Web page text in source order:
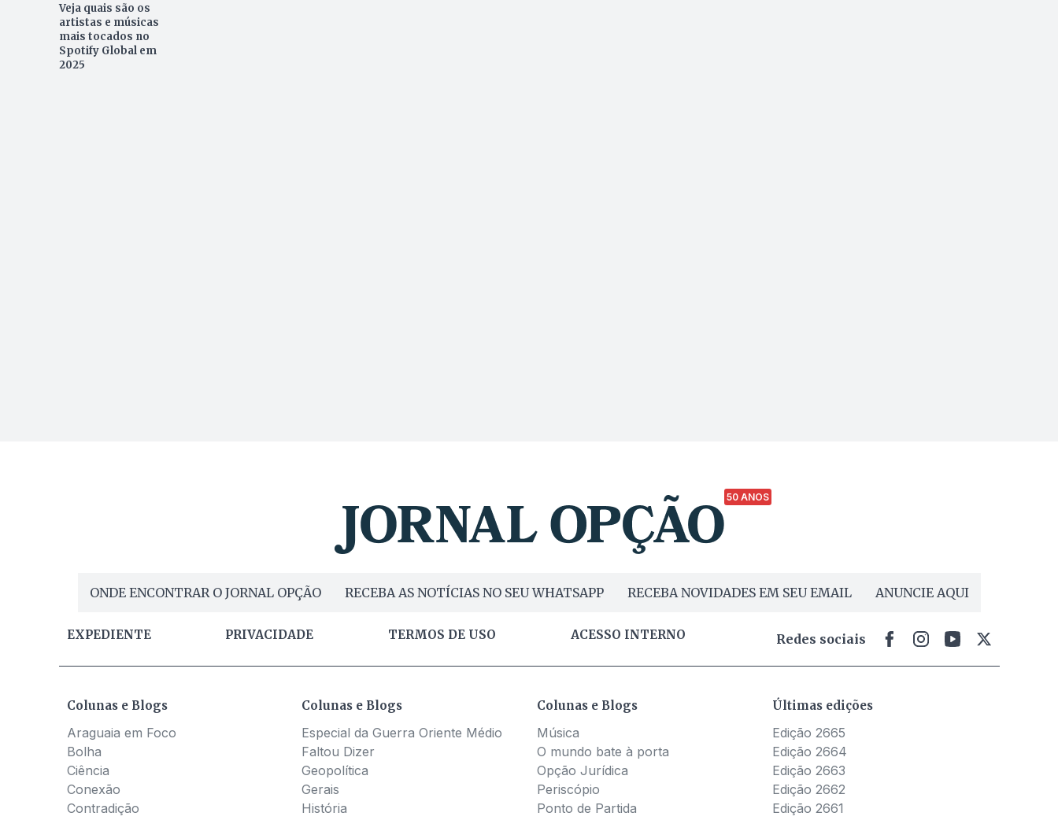
Veja quais são os
artistas e músicas
mais tocados no
Spotify Global em
2025
50 ANOS
ONDE ENCONTRAR O JORNAL OPÇÃO RECEBA AS NOTÍCIAS NO SEU WHATSAPP RECEBA NOVIDADES EM SEU EMAIL ANUNCIE AQUI
EXPEDIENTE PRIVACIDADE TERMOS DE USO ACESSO INTERNO Redes sociais
Colunas e Blogs
Araguaia em Foco
Bolha
Ciência
Conexão
Contradição
Colunas e Blogs
Especial da Guerra Oriente Médio
Faltou Dizer
Geopolítica
Gerais
História
Colunas e Blogs
Música
O mundo bate à porta
Opção Jurídica
Periscópio
Ponto de Partida
Últimas edições
Edição 2665
Edição 2664
Edição 2663
Edição 2662
Edição 2661